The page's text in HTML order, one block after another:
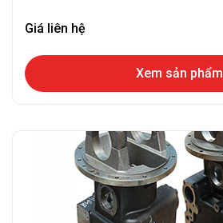
Giá liên hệ
Xem sản phẩm